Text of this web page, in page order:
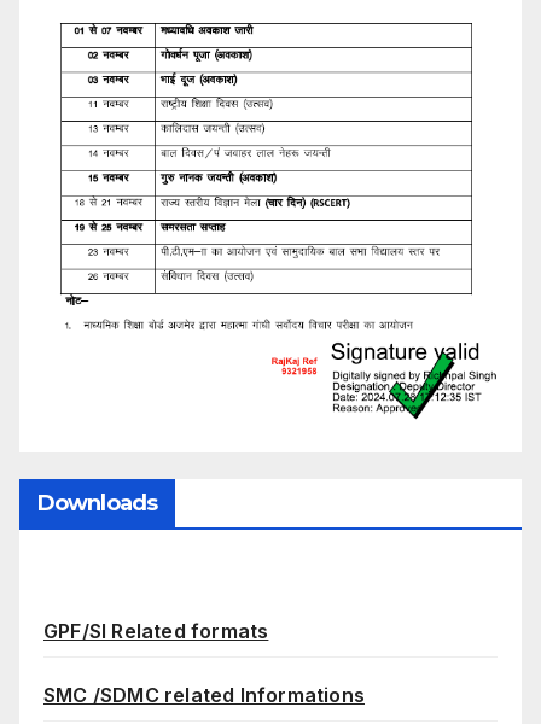
Downloads
GPF/SI Related formats
SMC /SDMC related Informations